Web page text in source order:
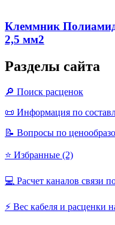
Клеммник
2,5 мм2
Разделы сайта
🔎 Поиск расценок
📜 Информация по
📝 Вопросы по
⭐ Избранные (2)
💻 Расчет каналов связи
⚡ Вес кабеля и расценки